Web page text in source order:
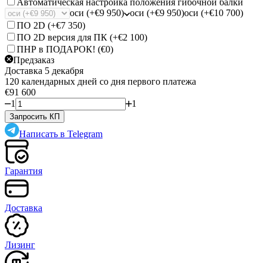
оси (+€9 950) оси (+€9 950)оси (+€10 700)
ПО 2D (+€7 350)
ПО 2D версия для ПК (+€2 100)
ПНР в ПОДАРОК! (€0)
Предзаказ
Доставка 5 декабря
120 календарных дней со дня первого платежа
€91 600
1
1
Запросить КП
Написать в Telegram
Гарантия
Доставка
Лизинг